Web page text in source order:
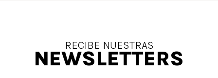
RECIBE NUESTRAS
NEWSLETTERS